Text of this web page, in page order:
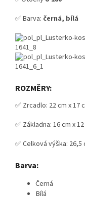
✅ Barva: černá, bílá
ROZMĚRY:
✅ Zrcadlo: 22 cm x 17
✅ Základna: 16 cm x
✅ Celková výška: 26,5
Barva:
Černá
Bílá